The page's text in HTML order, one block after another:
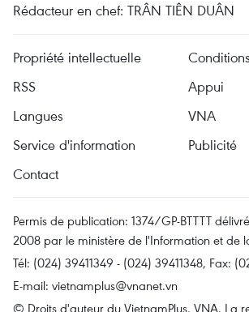
Rédacteur en chef: TRÂN TIÊN DUÂN
Propriété intellectuelle
RSS
Appui
Langues
VNA
Service d'information
Publicité
Contact
Permis de publication: 1374/GP-BTTTT
2008 par le ministère de l'Information et de
Tél: (024) 39411349 - (024) 39411348, Fax:
E-mail: vietnamplus@vnanet.vn
© Droits d'auteur du VietnamPlus, VNA. La